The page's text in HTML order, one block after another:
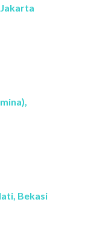
Bekasi